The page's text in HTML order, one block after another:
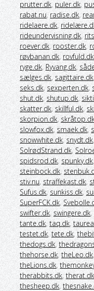
prutter.dk, puler.dk,
rabat.nu, radise.dk,
ridelaere.dk,
rideundervisning.dk,
roever.dk, rooster.dk,
røvbanan.dk, rovfuld.dk
ryge.dk, Ryvang.dk,
sælges.dk, sagittaire.dk
seks.dk, sexperten.dk,
shut.dk, shutup.dk,
skatter.dk, skillful.dk,
skorpion.dk,
slowfox.dk, smaek.dk,
snowwhite.dk, snydt.dk,
SolrødStrand.dk,
spidsrod.dk, spunky.dk,
steinbock.dk,
stiv.nu, straffekast.dk,
Sufus.dk, sunkiss.dk,
SuperFCK.dk,
swifter.dk, swingere.dk,
tante.dk, taq.dk,
testet.dk, tete.dk,
thedogs.dk,
thehorse.dk, theLeo.dk,
theLions.dk,
therabbits.dk, therat.dk
thesheep.dk,